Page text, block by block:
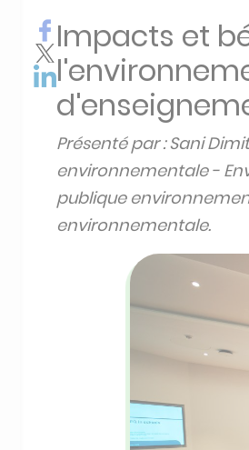
Impacts et
Présenté par : Sani
environnementale -
publique
environnementale.